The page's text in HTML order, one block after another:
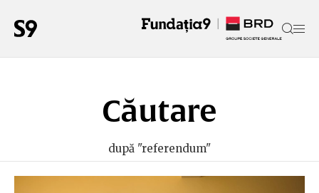
Căutare
după "referendum"